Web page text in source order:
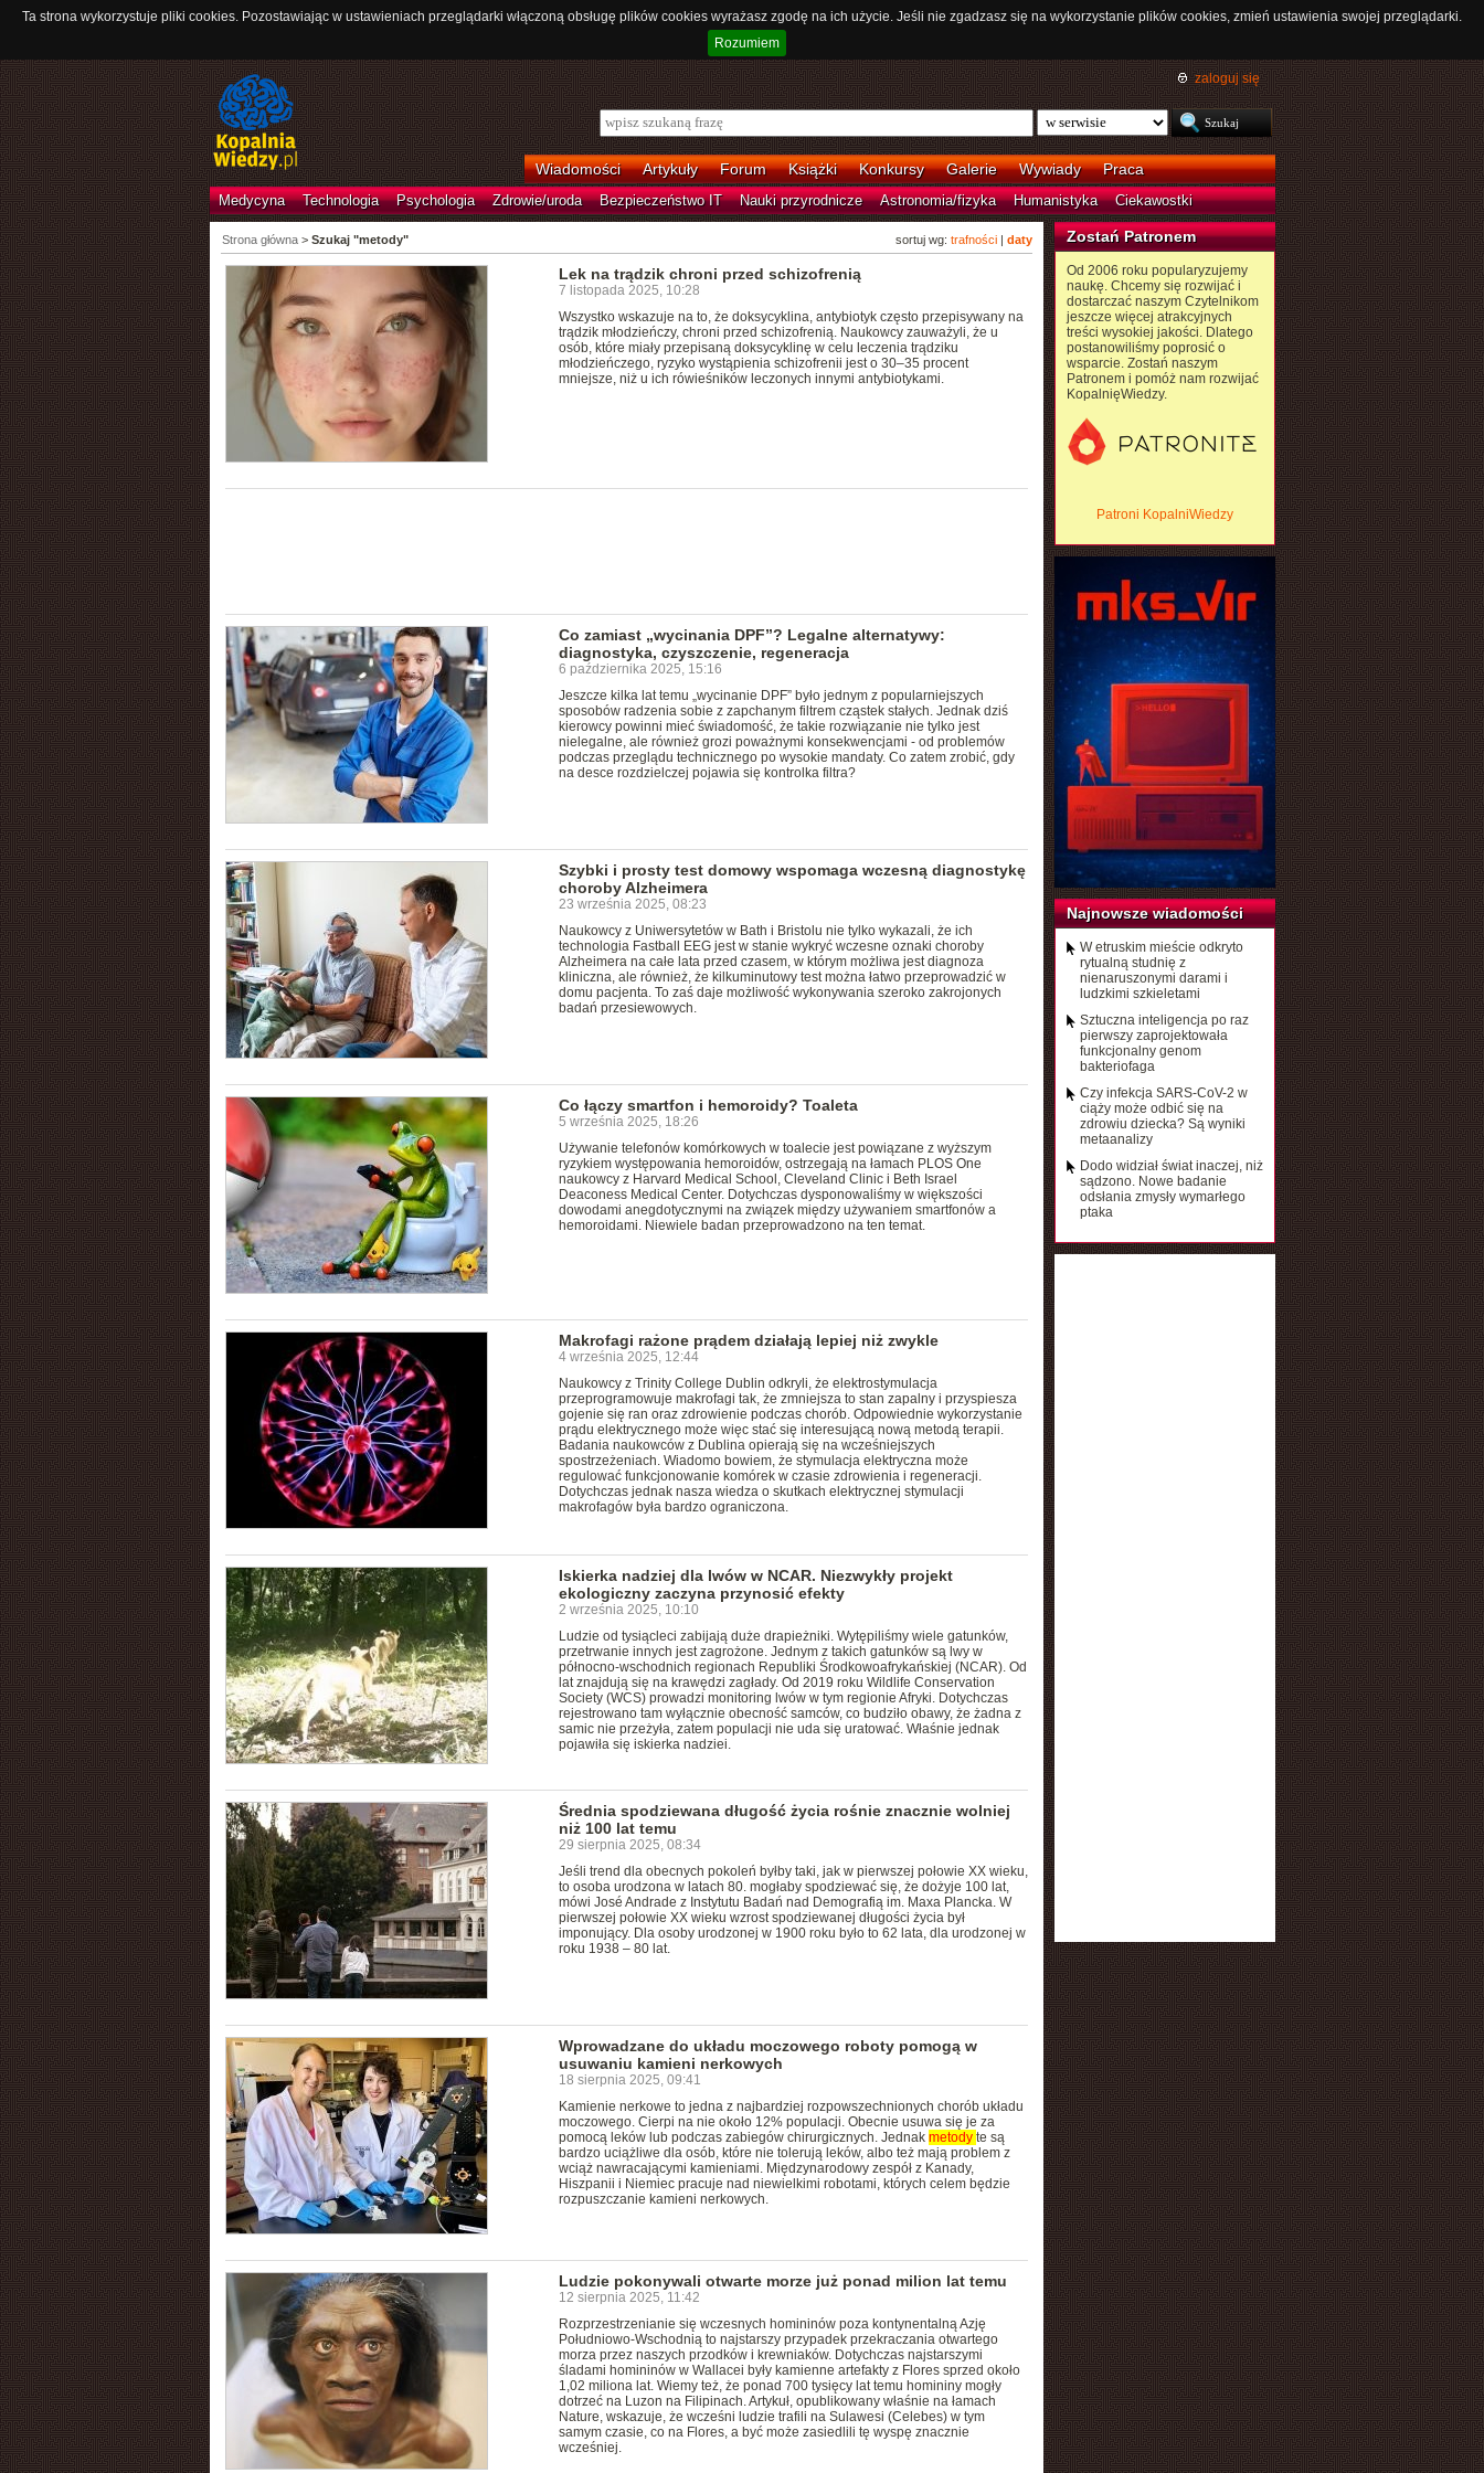
Ta strona wykorzystuje pliki cookies. Pozostawiając w ustawieniach przeglądarki włączoną obsługę plików cookies wyrażasz zgodę na ich użycie. Jeśli nie zgadzasz się na wykorzystanie plików cookies, zmień ustawienia swojej przeglądarki.
Rozumiem
zaloguj się
Wiadomości Artykuły Forum Książki Konkursy Galerie Wywiady Praca
Medycyna Technologia Psychologia Zdrowie/uroda Bezpieczeństwo IT Nauki przyrodnicze Astronomia/fizyka Humanistyka Ciekawostki
sortuj wg: trafności| daty
Strona główna> Szukaj "metody"
Lek na trądzik chroni przed schizofrenią
7 listopada 2025, 10:28
Wszystko wskazuje na to, że doksycyklina, antybiotyk często przepisywany na
trądzik młodzieńczy, chroni przed schizofrenią. Naukowcy zauważyli, że u
osób, które miały przepisaną doksycyklinę w celu leczenia trądziku
młodzieńczego, ryzyko wystąpienia schizofrenii jest o 30–35 procent
mniejsze, niż u ich rówieśników leczonych innymi antybiotykami.
Co zamiast „wycinania DPF”? Legalne alternatywy:
diagnostyka, czyszczenie, regeneracja
6 października 2025, 15:16
Jeszcze kilka lat temu „wycinanie DPF” było jednym z popularniejszych
sposobów radzenia sobie z zapchanym filtrem cząstek stałych. Jednak dziś
kierowcy powinni mieć świadomość, że takie rozwiązanie nie tylko jest
nielegalne, ale również grozi poważnymi konsekwencjami - od problemów
podczas przeglądu technicznego po wysokie mandaty. Co zatem zrobić, gdy
na desce rozdzielczej pojawia się kontrolka filtra?
Szybki i prosty test domowy wspomaga wczesną diagnostykę
choroby Alzheimera
23 września 2025, 08:23
Naukowcy z Uniwersytetów w Bath i Bristolu nie tylko wykazali, że ich
technologia Fastball EEG jest w stanie wykryć wczesne oznaki choroby
Alzheimera na całe lata przed czasem, w którym możliwa jest diagnoza
kliniczna, ale również, że kilkuminutowy test można łatwo przeprowadzić w
domu pacjenta. To zaś daje możliwość wykonywania szeroko zakrojonych
badań przesiewowych.
Co łączy smartfon i hemoroidy? Toaleta
5 września 2025, 18:26
Używanie telefonów komórkowych w toalecie jest powiązane z wyższym
ryzykiem występowania hemoroidów, ostrzegają na łamach PLOS One
naukowcy z Harvard Medical School, Cleveland Clinic i Beth Israel
Deaconess Medical Center. Dotychczas dysponowaliśmy w większości
dowodami anegdotycznymi na związek między używaniem smartfonów a
hemoroidami. Niewiele badan przeprowadzono na ten temat.
Makrofagi rażone prądem działają lepiej niż zwykle
4 września 2025, 12:44
Naukowcy z Trinity College Dublin odkryli, że elektrostymulacja
przeprogramowuje makrofagi tak, że zmniejsza to stan zapalny i przyspiesza
gojenie się ran oraz zdrowienie podczas chorób. Odpowiednie wykorzystanie
prądu elektrycznego może więc stać się interesującą nową metodą terapii.
Badania naukowców z Dublina opierają się na wcześniejszych
spostrzeżeniach. Wiadomo bowiem, że stymulacja elektryczna może
regulować funkcjonowanie komórek w czasie zdrowienia i regeneracji.
Dotychczas jednak nasza wiedza o skutkach elektrycznej stymulacji
makrofagów była bardzo ograniczona.
Iskierka nadziej dla lwów w NCAR. Niezwykły projekt
ekologiczny zaczyna przynosić efekty
2 września 2025, 10:10
Ludzie od tysiącleci zabijają duże drapieżniki. Wytępiliśmy wiele gatunków,
przetrwanie innych jest zagrożone. Jednym z takich gatunków są lwy w
północno-wschodnich regionach Republiki Środkowoafrykańskiej (NCAR). Od
lat znajdują się na krawędzi zagłady. Od 2019 roku Wildlife Conservation
Society (WCS) prowadzi monitoring lwów w tym regionie Afryki. Dotychczas
rejestrowano tam wyłącznie obecność samców, co budziło obawy, że żadna z
samic nie przeżyła, zatem populacji nie uda się uratować. Właśnie jednak
pojawiła się iskierka nadziei.
Średnia spodziewana długość życia rośnie znacznie wolniej
niż 100 lat temu
29 sierpnia 2025, 08:34
Jeśli trend dla obecnych pokoleń byłby taki, jak w pierwszej połowie XX wieku,
to osoba urodzona w latach 80. mogłaby spodziewać się, że dożyje 100 lat,
mówi José Andrade z Instytutu Badań nad Demografią im. Maxa Plancka. W
pierwszej połowie XX wieku wzrost spodziewanej długości życia był
imponujący. Dla osoby urodzonej w 1900 roku było to 62 lata, dla urodzonej w
roku 1938 – 80 lat.
Wprowadzane do układu moczowego roboty pomogą w
usuwaniu kamieni nerkowych
18 sierpnia 2025, 09:41
Kamienie nerkowe to jedna z najbardziej rozpowszechnionych chorób układu
moczowego. Cierpi na nie około 12% populacji. Obecnie usuwa się je za
pomocą leków lub podczas zabiegów chirurgicznych. Jednak metody te są
bardzo uciążliwe dla osób, które nie tolerują leków, albo też mają problem z
wciąż nawracającymi kamieniami. Międzynarodowy zespół z Kanady,
Hiszpanii i Niemiec pracuje nad niewielkimi robotami, których celem będzie
rozpuszczanie kamieni nerkowych.
Ludzie pokonywali otwarte morze już ponad milion lat temu
12 sierpnia 2025, 11:42
Rozprzestrzenianie się wczesnych homininów poza kontynentalną Azję
Południowo-Wschodnią to najstarszy przypadek przekraczania otwartego
morza przez naszych przodków i krewniaków. Dotychczas najstarszymi
śladami homininów w Wallacei były kamienne artefakty z Flores sprzed około
1,02 miliona lat. Wiemy też, że ponad 700 tysięcy lat temu homininy mogły
dotrzeć na Luzon na Filipinach. Artykuł, opublikowany właśnie na łamach
Nature, wskazuje, że wcześni ludzie trafili na Sulawesi (Celebes) w tym
samym czasie, co na Flores, a być może zasiedlili tę wyspę znacznie
wcześniej.
Zostań Patronem
Od 2006 roku popularyzujemy
naukę. Chcemy się rozwijać i
dostarczać naszym Czytelnikom
jeszcze więcej atrakcyjnych
treści wysokiej jakości. Dlatego
postanowiliśmy poprosić o
wsparcie. Zostań naszym
Patronem i pomóż nam rozwijać
KopalnięWiedzy.
Patroni KopalniWiedzy
Najnowsze wiadomości
W etruskim mieście odkryto
rytualną studnię z
nienaruszonymi darami i
ludzkimi szkieletami
Sztuczna inteligencja po raz
pierwszy zaprojektowała
funkcjonalny genom
bakteriofaga
Czy infekcja SARS-CoV-2 w
ciąży może odbić się na
zdrowiu dziecka? Są wyniki
metaanalizy
Dodo widział świat inaczej, niż
sądzono. Nowe badanie
odsłania zmysły wymarłego
ptaka